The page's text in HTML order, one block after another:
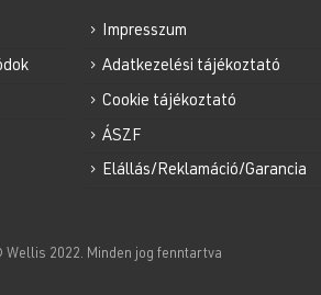
Impresszum
Adatkezelési tájékoztató
Cookie tájékoztató
ÁSZF
Elállás/Reklamáció/Garancia
Wellis 2022. Minden jog fenntartva